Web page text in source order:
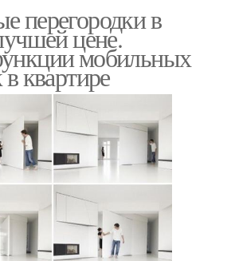
перегородки в
цене.
мобильных
квартире